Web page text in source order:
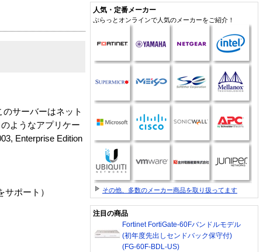
サーバーはネット
ようなアプリケー
Enterprise Edition
ポート）
人気・定番メーカー
ぷらっとオンラインで人気のメーカーをご紹介！
その他、多数のメーカー商品を取り扱ってます
注目の商品
Fortinet FortiGate-60Fバンドルモデル
(初年度先出しセンドバック保守付)
(FG-60F-BDL-US)